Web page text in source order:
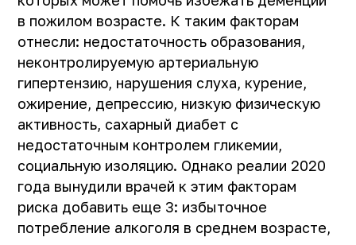
в пожилом возрасте. К таким факторам
отнесли: недостаточность образования,
неконтролируемую артериальную
гипертензию, нарушения слуха, курение,
ожирение, депрессию, низкую физическую
активность, сахарный диабет с
недостаточным контролем гликемии,
социальную изоляцию. Однако реалии 2020
года вынудили врачей к этим факторам
риска добавить еще 3: избыточное
потребление алкоголя в среднем возрасте,